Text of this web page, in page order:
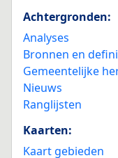
Achtergronden:
Analyses
Bronnen en
Gemeentelijke
Nieuws
Ranglijsten
Kaarten:
Kaart gebieden